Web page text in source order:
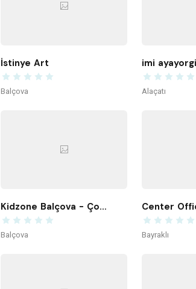
İstinye Art
Balçova
imi ayayorgi
Alaçatı
Kidzone Balçova - Çocuk Gelişim ve Aktivite Merkezi
Balçova
Center
Bayraklı